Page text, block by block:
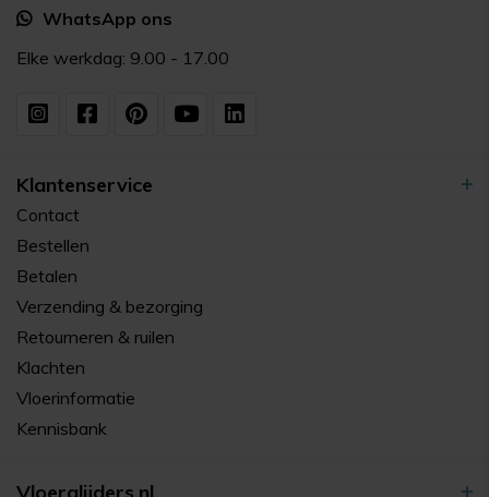
WhatsApp ons
Elke werkdag: 9.00 - 17.00
Klantenservice
Contact
Bestellen
Betalen
Verzending & bezorging
Retourneren & ruilen
Klachten
Vloerinformatie
Kennisbank
Vloerglijders.nl